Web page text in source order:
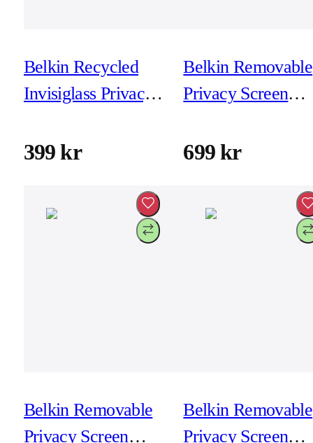
Belkin Recycled
Invisiglass Privacy
Pro (inkl montering)
399 kr
Belkin Removable
Privacy Screen
Air 13-tum
699 kr
Belkin Removable
Privacy Screen
Belkin Removable
Privacy Screen